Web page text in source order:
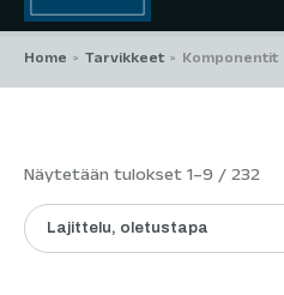
Home > Tarvikkeet > Komponentit
Näytetään tulokset 1–9 / 232